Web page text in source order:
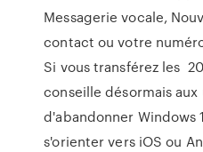
Messagerie vocale,
contact ou votre
Si vous transférez les
conseille désormais
d'abandonner Windows
s'orienter vers iOS ou